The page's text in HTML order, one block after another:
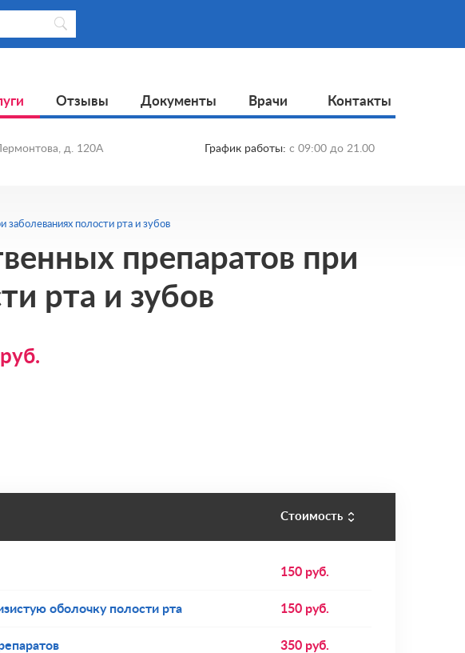
Отзывы Документы Врачи Контакты
д. 120А График работы: с 09:00 до 21.00
заболеваниях полости рта и зубов
препаратов при
рта и зубов
руб.
Стоимость
150 руб.
оболочку полости рта 150 руб.
350 руб.